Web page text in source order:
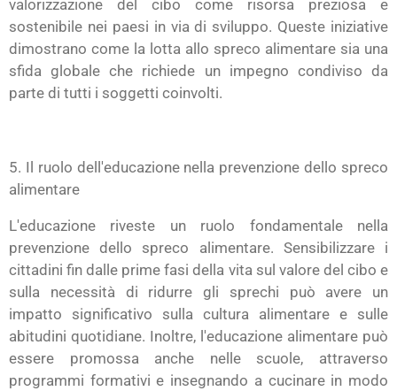
valorizzazione del cibo come risorsa preziosa e
sostenibile nei paesi in via di sviluppo. Queste iniziative
dimostrano come la lotta allo spreco alimentare sia una
sfida globale che richiede un impegno condiviso da
parte di tutti i soggetti coinvolti.
5. Il ruolo dell'educazione nella prevenzione dello spreco
alimentare
L'educazione riveste un ruolo fondamentale nella
prevenzione dello spreco alimentare. Sensibilizzare i
cittadini fin dalle prime fasi della vita sul valore del cibo e
sulla necessità di ridurre gli sprechi può avere un
impatto significativo sulla cultura alimentare e sulle
abitudini quotidiane. Inoltre, l'educazione alimentare può
essere promossa anche nelle scuole, attraverso
programmi formativi e insegnando a cucinare in modo